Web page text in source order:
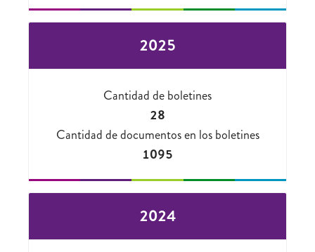
2025
Cantidad de boletines
28
Cantidad de documentos en los boletines
1095
2024